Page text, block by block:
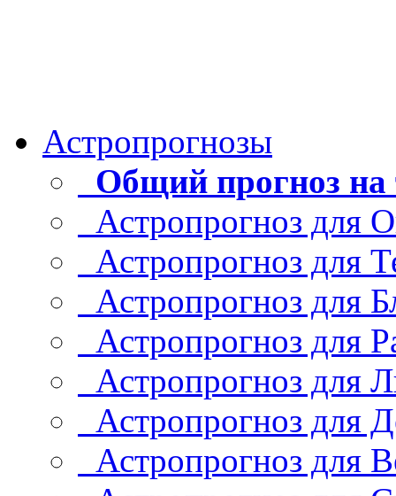
Астропрогнозы
Общий прогноз
Астропрогноз для
Астропрогноз для
Астропрогноз для
Астропрогноз для
Астропрогноз для
Астропрогноз для
Астропрогноз для